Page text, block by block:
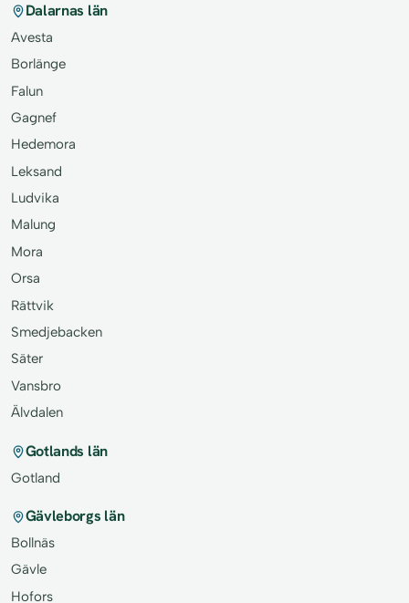
Dalarnas län
Avesta
Borlänge
Falun
Gagnef
Hedemora
Leksand
Ludvika
Malung
Mora
Orsa
Rättvik
Smedjebacken
Säter
Vansbro
Älvdalen
Gotlands län
Gotland
Gävleborgs län
Bollnäs
Gävle
Hofors